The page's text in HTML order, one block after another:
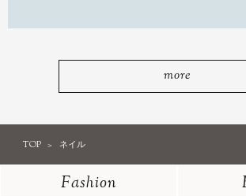
more
TOP ネイル
Fashion